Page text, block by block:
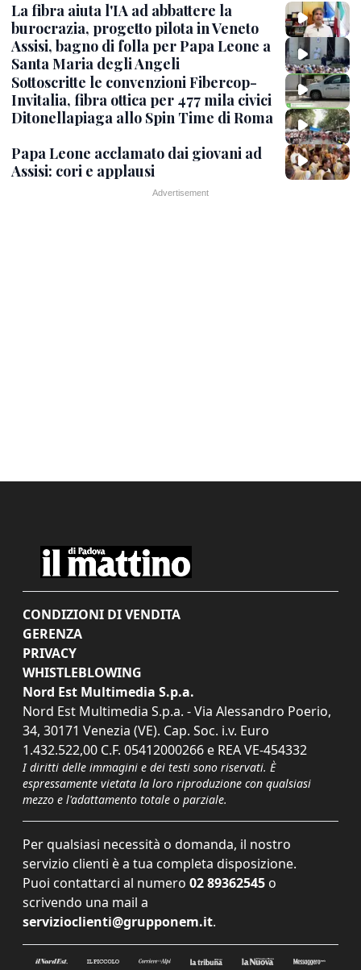
La fibra aiuta l'IA ad abbattere la
burocrazia, progetto pilota in Veneto
Assisi, bagno di folla per Papa Leone a
Santa Maria degli Angeli
Sottoscritte le convenzioni Fibercop-
Invitalia, fibra ottica per 477 mila civici
Ditonellapiaga allo Spin Time di Roma
Papa Leone acclamato dai giovani ad
Assisi: cori e applausi
CONDIZIONI DI VENDITA
GERENZA
PRIVACY
WHISTLEBLOWING
Nord Est Multimedia S.p.a.
Nord Est Multimedia S.p.a. - Via Alessandro Poerio,
34, 30171 Venezia (VE). Cap. Soc. i.v. Euro
1.432.522,00 C.F. 05412000266 e REA VE-454332
I diritti delle immagini e dei testi sono riservati. È
espressamente vietata la loro riproduzione con qualsiasi
mezzo e l'adattamento totale o parziale.
Per qualsiasi necessità o domanda, il nostro
servizio clienti è a tua completa disposizione.
Puoi contattarci al numero 02 89362545 o
scrivendo una mail a
servizioclienti@grupponem.it.